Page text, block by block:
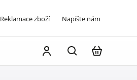
Reklamace zboží Napište nám